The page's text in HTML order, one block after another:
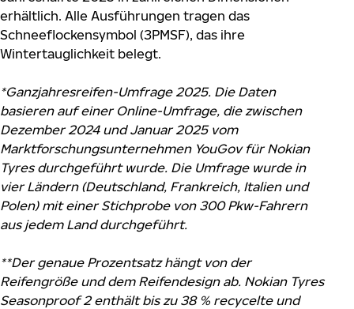
erhältlich. Alle Ausführungen tragen das
Schneeflockensymbol (3PMSF), das ihre
Wintertauglichkeit belegt.
*Ganzjahresreifen-Umfrage 2025. Die Daten
basieren auf einer Online-Umfrage, die zwischen
Dezember 2024 und Januar 2025 vom
Marktforschungsunternehmen YouGov für Nokian
Tyres durchgeführt wurde. Die Umfrage wurde in
vier Ländern (Deutschland, Frankreich, Italien und
Polen) mit einer Stichprobe von 300 Pkw-Fahrern
aus jedem Land durchgeführt.
**Der genaue Prozentsatz hängt von der
Reifengröße und dem Reifendesign ab. Nokian Tyres
Seasonproof 2 enthält bis zu 38 % recycelte und